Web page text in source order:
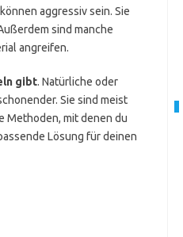
aggressiv sein. Sie
sind manche
angreifen.
gibt. Natürliche oder
Sie sind meist
Methoden, mit denen du
Lösung für deinen